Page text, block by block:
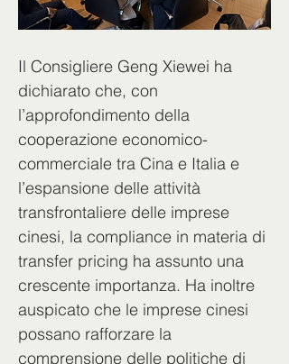
Il Consigliere Geng Xiewei ha
dichiarato che, con
l’approfondimento della
cooperazione economico-
commerciale tra Cina e Italia e
l’espansione delle attività
transfrontaliere delle imprese
cinesi, la compliance in materia di
transfer pricing ha assunto una
crescente importanza. Ha inoltre
auspicato che le imprese cinesi
possano rafforzare la
comprensione delle politiche di